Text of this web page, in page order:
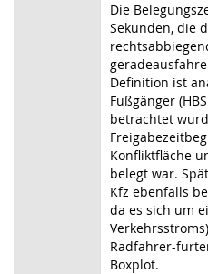
Die
Sekunden, die
Definition ist
Fußgänger
betrachtet
Konfliktfläche
belegt war.
Kfz ebenfalls
da es sich um
Radfahrer-
Boxplot.